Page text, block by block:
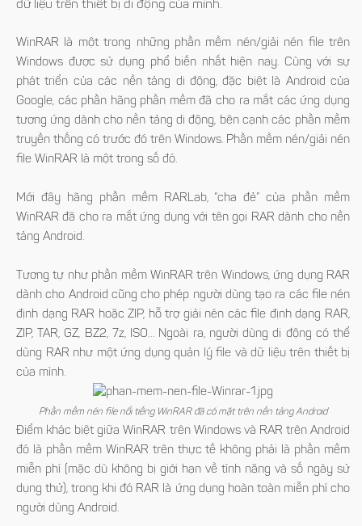
dữ liệu trên thiết bị di động của mình.
WinRAR là một trong những phần mềm nén/giải nén file trên
Windows được sử dụng phổ biến nhất hiện nay. Cùng với sự
phát triển của các nền tảng di động, đặc biệt là Android của
Google, các phần hãng phần mềm đã cho ra mắt các ứng dụng
tương ứng dành cho nền tảng di động, bên cạnh các phần mềm
truyền thống có trước đó trên Windows. Phần mềm nén/giải nén
file WinRAR là một trong số đó.
Mới đây hãng phần mềm RARLab, “cha đẻ” của phần mềm
WinRAR đã cho ra mắt ứng dụng với tên gọi RAR dành cho nền
tảng Android.
Tương tự như phần mềm WinRAR trên Windows, ứng dụng RAR
dành cho Android cũng cho phép người dùng tạo ra các file nén
định dạng RAR hoặc ZIP, hỗ trợ giải nén các file định dạng RAR,
ZIP, TAR, GZ, BZ2, 7z, ISO… Ngoài ra, người dùng di động có thể
dùng RAR như một ứng dụng quản lý file và dữ liệu trên thiết bị
của mình.
Phần mềm nén file nổi tiếng WinRAR đã có mặt trên nền tảng Android
Điểm khác biệt giữa WinRAR trên Windows và RAR trên Android
đó là phần mềm WinRAR trên thực tế không phải là phần mềm
miễn phí (mặc dù không bị giới hạn về tính năng và số ngày sử
dụng thử), trong khi đó RAR là ứng dụng hoàn toàn miễn phí cho
người dùng Android.